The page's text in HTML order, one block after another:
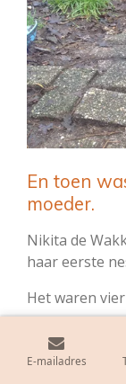
En toen
moeder.
Nikita de
haar eerste
Het waren
E-mailadres